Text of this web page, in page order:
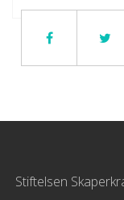
Stiftelsen